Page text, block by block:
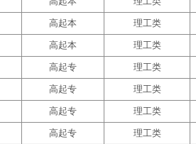
高起本 理工类
高起本 理工类
高起专 理工类
高起专 理工类
高起专 理工类
高起专 理工类